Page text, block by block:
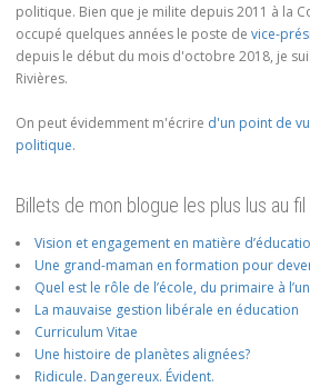
politique. Bien que je milite depuis 2011 à la
occupé quelques années le poste de vice-
depuis le début du mois d'octobre 2018, je
Rivières.
On peut évidemment m'écrire d'un point de
politique.
Billets de mon blogue les plus lus au
Vision et engagement en matière
Une grand-maman en formation pour
Quel est le rôle de l’école, du primaire à
La mauvaise gestion libérale en éducation
Curriculum Vitae
Une histoire de planètes alignées?
Ridicule. Dangereux. Évident.